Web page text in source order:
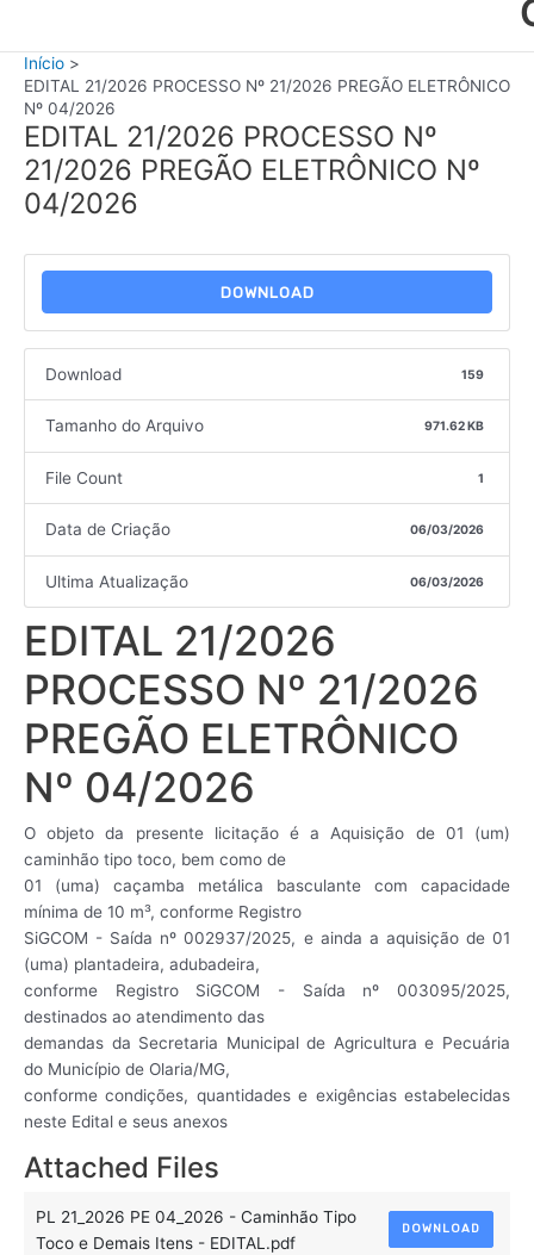
Início
EDITAL 21/2026 PROCESSO Nº 21/2026 PREGÃO ELETRÔNICO
Nº 04/2026
EDITAL 21/2026 PROCESSO Nº
21/2026 PREGÃO ELETRÔNICO Nº
04/2026
DOWNLOAD
Download 159
Tamanho do Arquivo 971.62 KB
File Count 1
Data de Criação 06/03/2026
Ultima Atualização 06/03/2026
EDITAL 21/2026
PROCESSO Nº 21/2026
PREGÃO ELETRÔNICO
Nº 04/2026
O objeto da presente licitação é a Aquisição de 01 (um)
caminhão tipo toco, bem como de
01 (uma) caçamba metálica basculante com capacidade
mínima de 10 m³, conforme Registro
SiGCOM - Saída nº 002937/2025, e ainda a aquisição de 01
(uma) plantadeira, adubadeira,
conforme Registro SiGCOM - Saída nº 003095/2025,
destinados ao atendimento das
demandas da Secretaria Municipal de Agricultura e Pecuária
do Município de Olaria/MG,
conforme condições, quantidades e exigências estabelecidas
neste Edital e seus anexos
Attached Files
PL 21_2026 PE 04_2026 - Caminhão Tipo
Toco e Demais Itens - EDITAL.pdf
DOWNLOAD